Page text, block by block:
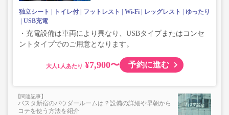
独立シート トイレ付 フットレスト Wi-Fi レッグレスト
ゆったり
USB充電
・充電設備は車両により異なり、USBタイプまたはコンセ
ントタイプでのご用意となります。
大人 ¥7,900〜 予約に進む
バスタ新宿のパウダールームは？設備の詳細や早朝から
コテを使う方法を紹介